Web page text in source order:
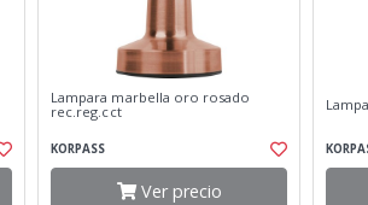
Lampara marbella oro rosado
rec.reg.cct
KORPASS
Ver precio